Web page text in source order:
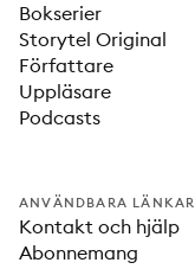
Bokserier
Storytel Original
Författare
Uppläsare
Podcasts
ANVÄNDBARA LÄNKAR
Kontakt och hjälp
Abonnemang